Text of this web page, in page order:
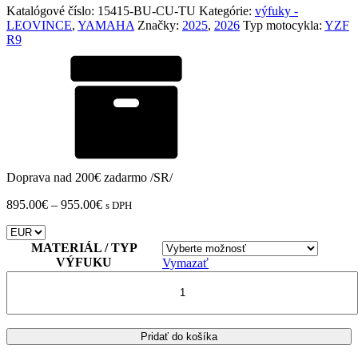
Katalógové číslo: 15415-BU-CU-TU Kategórie: výfuky -
LEOVINCE, YAMAHA Značky: 2025, 2026 Typ motocykla: YZF
R9
Doprava nad 200€ zadarmo /SR/
895.00€ – 955.00€Price
through
955.00€
s DPH
MATERIÁL / TYP
VÝFUKU
Vymazať
VÝFUK
LeoVince
Pridať do košíka